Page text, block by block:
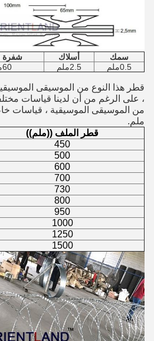
سمك أسلاك شفرة
0.5ملم
2.5ملم 60ملم
، على الرغم من أن لدينا قياسات
ملم.
قطر الملف ((ملم))
450
500
600
700
730
800
950
1000
1250
1500